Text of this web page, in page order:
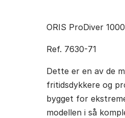
ORIS ProDiver
Ref. 7630-71
Dette er en av de
fritidsdykkere og
bygget for
modellen i så